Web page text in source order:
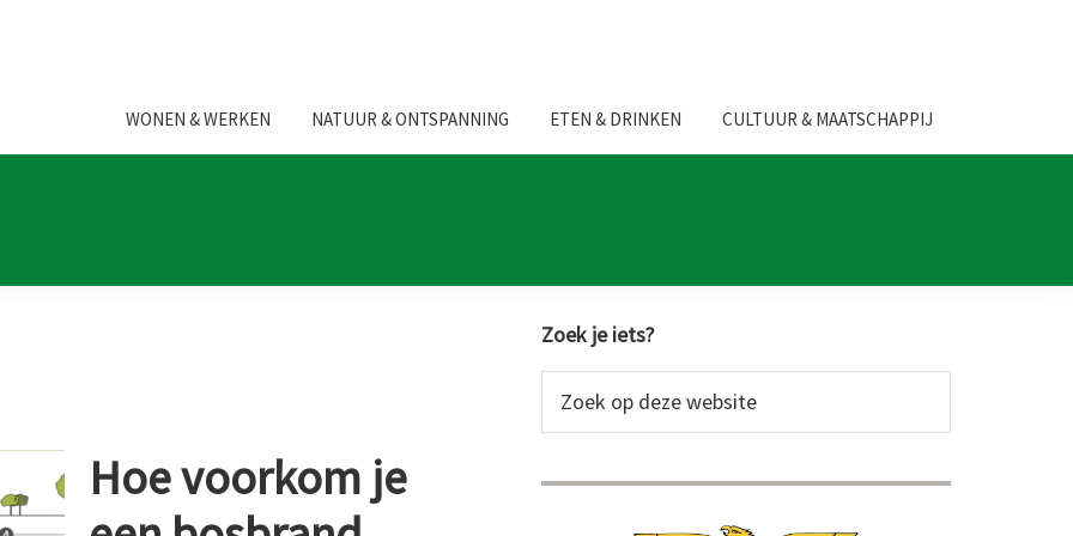
WONEN & WERKEN NATUUR & ONTSPANNING ETEN & DRINKEN CULTUUR & MAATSCHAPPIJ
Hoe voorkom je
Primaire
Sidebar
Zoek je iets?
op
website